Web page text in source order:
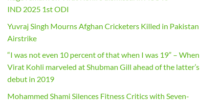
IND 2025 1st ODI
Yuvraj Singh Mourns Afghan Cricketers Killed in Pakistan
Airstrike
“I was not even 10 percent of that when I was 19” – When
Virat Kohli marveled at Shubman Gill ahead of the latter’s
debut in 2019
Mohammed Shami Silences Fitness Critics with Seven-